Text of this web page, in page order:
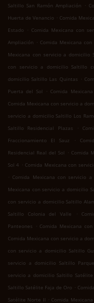
Saltillo San Ramón Ampliación
.
Huerta de Venancio . Comida
Estado
. Comida Mexicana con
Ampliación . Comida Mexicana
Mexicana con servicio a domicilio
con servicio a domicilio Saltillo
domicilio Saltillo Las Quintas .
Puerta del Sol
. Comida
Comida Mexicana con servicio a
servicio a domicilio Saltillo Los
Saltillo Residencial Plazas
.
Fraccionamiento El Sauz
.
Residencial Real del Sol . Comida
Sol 4 . Comida Mexicana con
. Comida Mexicana con servicio
Mexicana con servicio a domicilio
con servicio a domicilio Saltillo
Saltillo Colonia del Valle
.
Panteones
. Comida Mexicana
Comida Mexicana con servicio a
con servicio a domicilio Saltillo
servicio a domicilio Saltillo
servicio a domicilio Saltillo Satélite
Saltillo Satélite Faja de Oro .
Satélite Norte II . Comida